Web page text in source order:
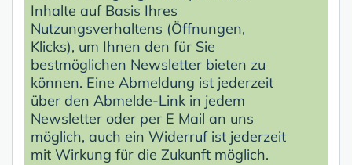
Inhalte auf Basis Ihres
Nutzungsverhaltens (Öffnungen,
Klicks), um Ihnen den für Sie
bestmöglichen Newsletter bieten zu
können. Eine Abmeldung ist jederzeit
über den Abmelde-Link in jedem
Newsletter oder per E Mail an uns
möglich, auch ein Widerruf ist jederzeit
mit Wirkung für die Zukunft möglich.